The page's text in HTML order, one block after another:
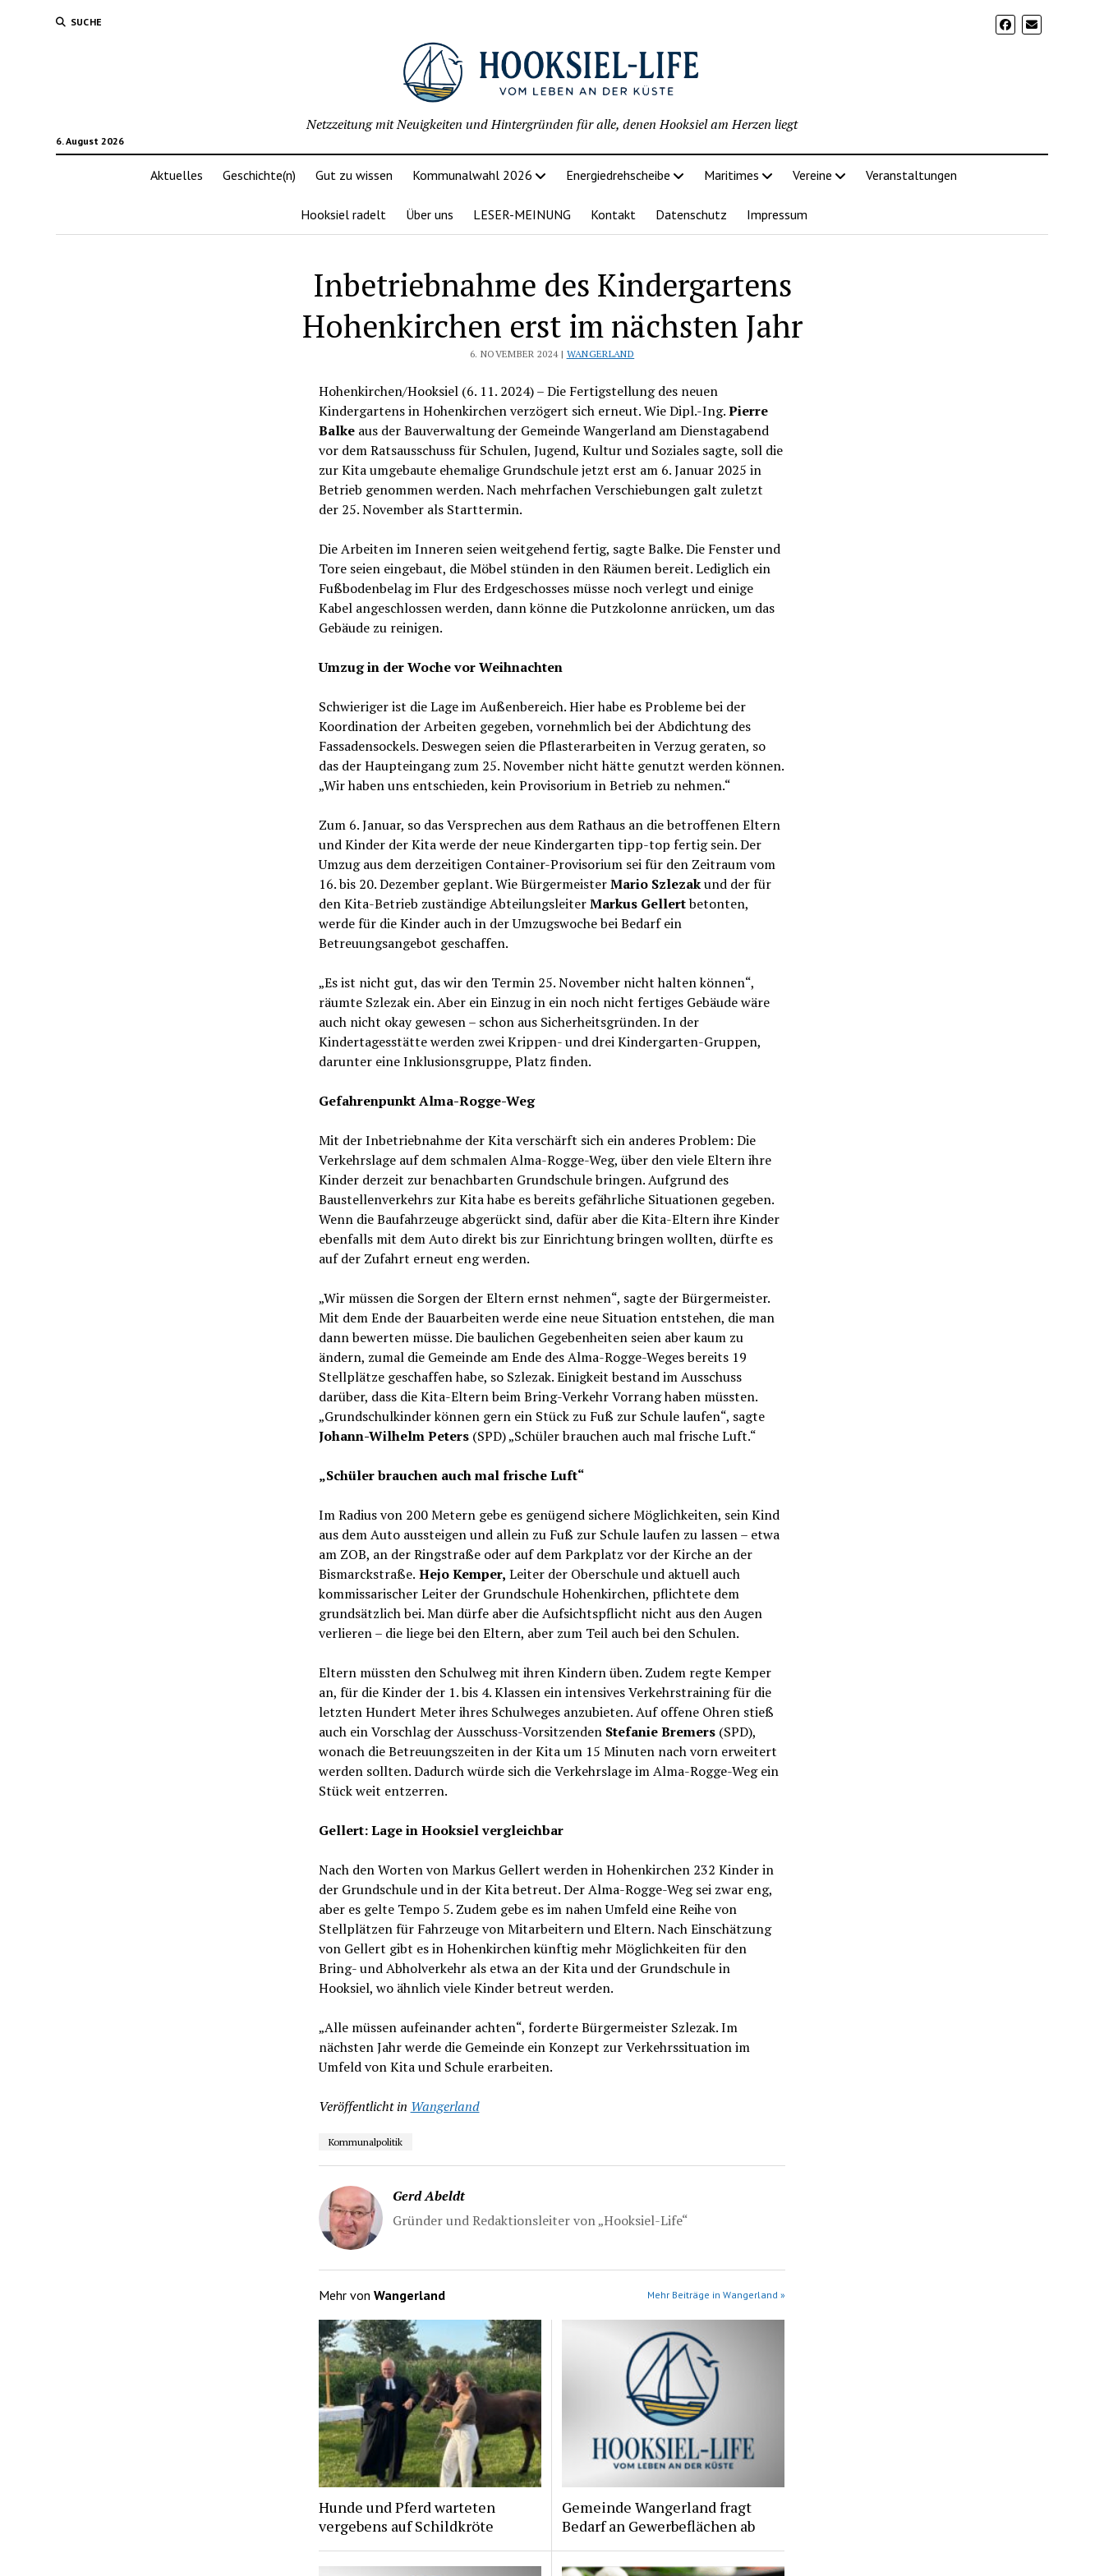
SUCHE
6. August 2026
Netzzeitung mit Neuigkeiten und Hintergründen für alle, denen Hooksiel am Herzen liegt
Aktuelles Geschichte(n) Gut zu wissen Kommunalwahl 2026 Energiedrehscheibe Maritimes Vereine Veranstaltungen
Hooksiel radelt Über uns LESER-MEINUNG Kontakt Datenschutz Impressum
Inbetriebnahme des Kindergartens
Hohenkirchen erst im nächsten Jahr
6. NOVEMBER 2024 | WANGERLAND
Hohenkirchen/Hooksiel (6. 11. 2024) – Die Fertigstellung des neuen
Kindergartens in Hohenkirchen verzögert sich erneut. Wie Dipl.-Ing.Pierre
Balkeaus der Bauverwaltung der Gemeinde Wangerland am Dienstagabend
vor dem Ratsausschuss für Schulen, Jugend, Kultur und Soziales sagte, soll die
zur Kita umgebaute ehemalige Grundschule jetzt erst am 6. Januar 2025 in
Betrieb genommen werden. Nach mehrfachen Verschiebungen galt zuletzt
der 25. November als Starttermin.
Die Arbeiten im Inneren seien weitgehend fertig, sagte Balke. Die Fenster und
Tore seien eingebaut, die Möbel stünden in den Räumen bereit. Lediglich ein
Fußbodenbelag im Flur des Erdgeschosses müsse noch verlegt und einige
Kabel angeschlossen werden, dann könne die Putzkolonne anrücken, um das
Gebäude zu reinigen.
Umzug in der Woche vor Weihnachten
Schwieriger ist die Lage im Außenbereich. Hier habe es Probleme bei der
Koordination der Arbeiten gegeben, vornehmlich bei der Abdichtung des
Fassadensockels. Deswegen seien die Pflasterarbeiten in Verzug geraten, so
das der Haupteingang zum 25. November nicht hätte genutzt werden können.
„Wir haben uns entschieden, kein Provisorium in Betrieb zu nehmen.“
Zum 6. Januar, so das Versprechen aus dem Rathaus an die betroffenen Eltern
und Kinder der Kita werde der neue Kindergarten tipp-top fertig sein. Der
Umzug aus dem derzeitigen Container-Provisorium sei für den Zeitraum vom
16. bis 20. Dezember geplant. Wie BürgermeisterMario Szlezakund der für
den Kita-Betrieb zuständige AbteilungsleiterMarkus Gellertbetonten,
werde für die Kinder auch in der Umzugswoche bei Bedarf ein
Betreuungsangebot geschaffen.
„Es ist nicht gut, das wir den Termin 25. November nicht halten können“,
räumte Szlezak ein. Aber ein Einzug in ein noch nicht fertiges Gebäude wäre
auch nicht okay gewesen – schon aus Sicherheitsgründen. In der
Kindertagesstätte werden zwei Krippen- und drei Kindergarten-Gruppen,
darunter eine Inklusionsgruppe, Platz finden.
Gefahrenpunkt Alma-Rogge-Weg
Mit der Inbetriebnahme der Kita verschärft sich ein anderes Problem: Die
Verkehrslage auf dem schmalen Alma-Rogge-Weg, über den viele Eltern ihre
Kinder derzeit zur benachbarten Grundschule bringen. Aufgrund des
Baustellenverkehrs zur Kita habe es bereits gefährliche Situationen gegeben.
Wenn die Baufahrzeuge abgerückt sind, dafür aber die Kita-Eltern ihre Kinder
ebenfalls mit dem Auto direkt bis zur Einrichtung bringen wollten, dürfte es
auf der Zufahrt erneut eng werden.
„Wir müssen die Sorgen der Eltern ernst nehmen“, sagte der Bürgermeister.
Mit dem Ende der Bauarbeiten werde eine neue Situation entstehen, die man
dann bewerten müsse. Die baulichen Gegebenheiten seien aber kaum zu
ändern, zumal die Gemeinde am Ende des Alma-Rogge-Weges bereits 19
Stellplätze geschaffen habe, so Szlezak. Einigkeit bestand im Ausschuss
darüber, dass die Kita-Eltern beim Bring-Verkehr Vorrang haben müssten.
„Grundschulkinder können gern ein Stück zu Fuß zur Schule laufen“, sagte
Johann-Wilhelm Peters(SPD) „Schüler brauchen auch mal frische Luft.“
„Schüler brauchen auch mal frische Luft“
Im Radius von 200 Metern gebe es genügend sichere Möglichkeiten, sein Kind
aus dem Auto aussteigen und allein zu Fuß zur Schule laufen zu lassen – etwa
am ZOB, an der Ringstraße oder auf dem Parkplatz vor der Kirche an der
Bismarckstraße. Hejo Kemper, Leiter der Oberschule und aktuell auch
kommissarischer Leiter der Grundschule Hohenkirchen, pflichtete dem
grundsätzlich bei. Man dürfe aber die Aufsichtspflicht nicht aus den Augen
verlieren – die liege bei den Eltern, aber zum Teil auch bei den Schulen.
Eltern müssten den Schulweg mit ihren Kindern üben. Zudem regte Kemper
an, für die Kinder der 1. bis 4. Klassen ein intensives Verkehrstraining für die
letzten Hundert Meter ihres Schulweges anzubieten. Auf offene Ohren stieß
auch ein Vorschlag der Ausschuss-Vorsitzenden Stefanie Bremers (SPD),
wonach die Betreuungszeiten in der Kita um 15 Minuten nach vorn erweitert
werden sollten. Dadurch würde sich die Verkehrslage im Alma-Rogge-Weg ein
Stück weit entzerren.
Gellert: Lage in Hooksiel vergleichbar
Nach den Worten von Markus Gellert werden in Hohenkirchen 232 Kinder in
der Grundschule und in der Kita betreut. Der Alma-Rogge-Weg sei zwar eng,
aber es gelte Tempo 5. Zudem gebe es im nahen Umfeld eine Reihe von
Stellplätzen für Fahrzeuge von Mitarbeitern und Eltern. Nach Einschätzung
von Gellert gibt es in Hohenkirchen künftig mehr Möglichkeiten für den
Bring- und Abholverkehr als etwa an der Kita und der Grundschule in
Hooksiel, wo ähnlich viele Kinder betreut werden.
„Alle müssen aufeinander achten“, forderte Bürgermeister Szlezak. Im
nächsten Jahr werde die Gemeinde ein Konzept zur Verkehrssituation im
Umfeld von Kita und Schule erarbeiten.
Veröffentlicht in Wangerland
Kommunalpolitik
Gerd Abeldt
Gründer und Redaktionsleiter von „Hooksiel-Life“
Mehr von Wangerland Mehr Beiträge in Wangerland »
Hunde und Pferd warteten
vergebens auf Schildkröte
Gemeinde Wangerland fragt
Bedarf an Gewerbeflächen ab